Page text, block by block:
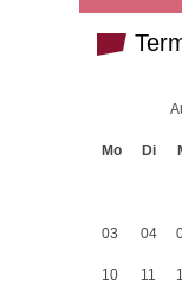
Mo Di
03 04
10 11